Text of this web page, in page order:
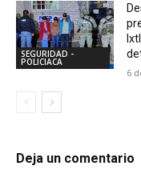
SEGURIDAD -
POLICIACA
6
Deja un comentario